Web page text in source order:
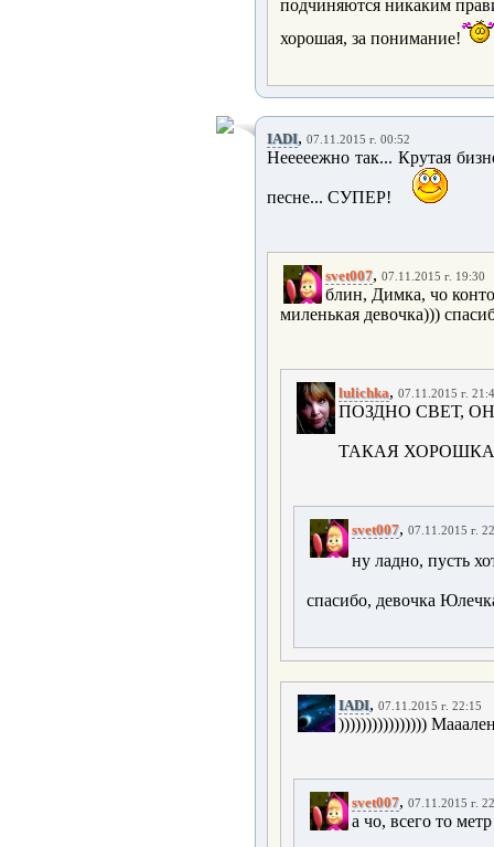
подчиняются никаким
хорошая, за понимание!
IADI, 07.11.2015 г. 00:52
Нееееежно так... Крутая
песне... СУПЕР!
svet007, 07.11.2015 г. 19:30
блин, Димка, чо
миленькая девочка)))
lulichka, 07.11.2015 г.
ПОЗДНО СВЕТ,
ТАКАЯ
svet007, 07.11.2015 г.
ну ладно, пусть
спасибо, девочка
IADI, 07.11.2015 г. 22:15
))))))))))))))))
svet007, 07.11.2015 г.
а чо, всего то